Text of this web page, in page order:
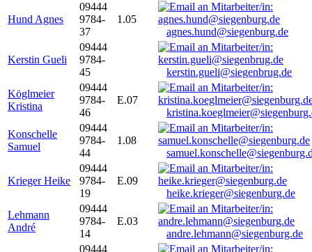
Hund Agnes
09444
9784-
37
1.05
agnes.hund@siegenburg.de
Kerstin Gueli
09444
9784-
45
kerstin.gueli@siegenbrug.de
Köglmeier
Kristina
09444
9784-
46
E.07
Konschelle
Samuel
09444
9784-
44
1.08
Krieger Heike
09444
9784-
19
E.09
heike.krieger@siegenburg.de
Lehmann
André
09444
9784-
14
E.03
andre.lehmann@siegenburg.de
09444